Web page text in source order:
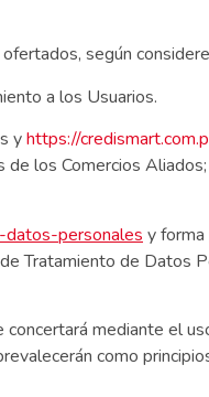
según
a los Usuarios.
yhttps://
los Comercios Aliados;
datos-personales y
Tratamiento de Datos
mediante el
como